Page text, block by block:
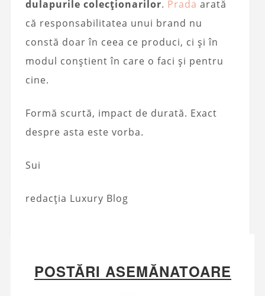
dulapurile colecționarilor. Prada arată
că responsabilitatea unui brand nu
constă doar în ceea ce produci, ci și în
modul conștient în care o faci și pentru
cine.
Formă scurtă, impact de durată. Exact
despre asta este vorba.
Sui
redacția Luxury Blog
POSTĂRI ASEMĂNATOARE